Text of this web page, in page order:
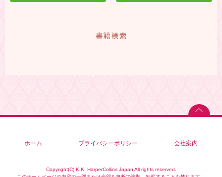
書籍検索
ホーム プライバシーポリシー 会社案内
Copyright(C) K.K. HarperCollins Japan All rights reserved.